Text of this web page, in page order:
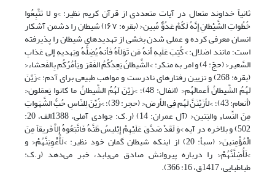
ثانیاً خداوند متعال در آیات متعددی از قرآن کریم نظیر: >و لا تَتَّبِعُوا
خُطُواتِ الشَّیْطانِ إِنَّهُ لَکُمْ عَدُوٌّ مُبین< (بقره: ۱۶۷) شیطان را دشمن آشکار
انسان معرفی کرده و عملی شدن بخشی از تهدیدهای شیطان را پذیرفته
است؛ مانند اضلال: >کُتِبَ عَلَیهِ أنهُ مَن تَوَلاّهُ فَأنهُ یُضِلُّهُ ویَهدیهِ إلی عَذابِ
السَّعیر< (حجّ: 4) و امر به منکر: >الشَّیطانُ یَعِدُکُمُ الفَقرَ ویَأمُرُکُم بِالفَحشاء<
(بقره: 268) و تزیین رفتارهای نادرست و مواهب طبیعی برای آدم: >زَیَّنَ
لَهُمُ الشَّیطانُ أعمالَهُم< (انفال: 48)؛ >زَیَّنَ لَهُمُ الشَّیطانُ ما کانوا یَعمَلون<
(أنعام: 43)؛ >لأزَیِّنَنَّ لَهُم فِی الأرض< (حجر: 39)؛ >زُیِّنَ لِلنّاسِ حُبُّ الشَّهَواتِ
مِنَ النِّساءِ والبَنین< (آل عمران: 14) (ر.ک: جوادی آملی، 1388الف، 20:
502) و بلاخره در آیه >وَ لَقَدْ صَدَّقَ عَلَیْهِمْ إِبْلیسُ ظَنَّهُ فَاتَّبَعُوهُ إِلاَّ فَریقاً مِنَ
الْمُؤْمِنینَ< (سبأ: 20) از اینکه شیطان گمان خود نظیر: >لَأُغْوِیَنَّهُمْ<‏ و
>لَأُضِلَّنَّهُمْ‏< را درباره پیروانش صادق می‌یابد، خبر می‌دهد (ر.ک:
طباطبایى، ‏1417ق، ‏16: 366).